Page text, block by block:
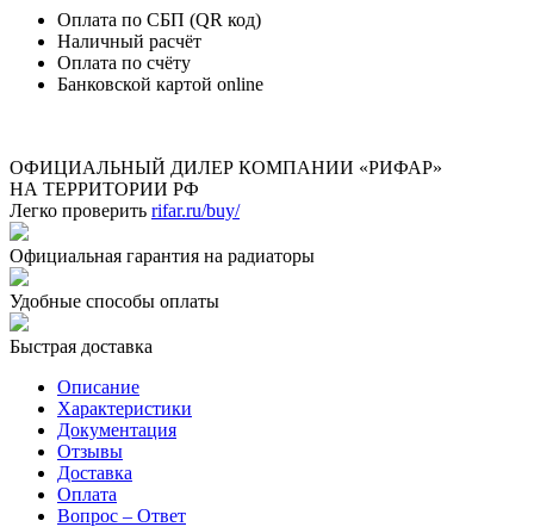
Оплата по СБП (QR код)
Наличный расчёт
Оплата по счёту
Банковской картой online
ОФИЦИАЛЬНЫЙ ДИЛЕР КОМПАНИИ «РИФАР»
НА ТЕРРИТОРИИ РФ
Легко проверить rifar.ru/buy/
Официальная гарантия на радиаторы
Удобные способы оплаты
Быстрая доставка
Описание
Характеристики
Документация
Отзывы
Доставка
Оплата
Вопрос – Ответ